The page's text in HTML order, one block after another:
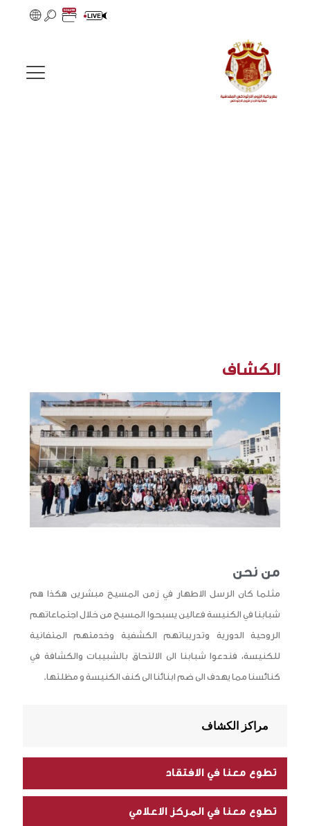
الكشاف
من نحن
مثلما كان الرسل الاطهار في زمن المسيح مبشرين هكذا هم
شبابنا في الكنيسة فعالين يسبحوا المسيح من خلال اجتماعاتهم
الروحية الدورية وتدريباتهم الكشفية وخدمتهم المتفانية
للكنيسة، فندعوا شبابنا الى الالتحاق بالشبيبات والكشافة في
كنائسنا مما يهدف الى ضم ابنائنا الى كنف الكنيسة و مظلتها.
مراكز الكشاف
تطوع معنا في الافتقاد
تطوع معنا في المركز الاعلامي